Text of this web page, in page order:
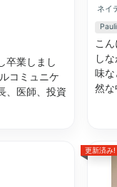
卒業しまし
コミュニケ
、医師、投資
ネイ
こ
し
味な
然な
更新済み!